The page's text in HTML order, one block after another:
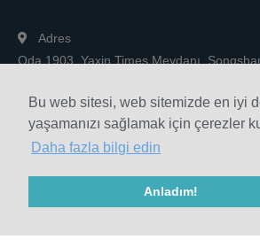
Bu web sitesi, web sitemizde en iyi
yaşamanızı sağlamak için çerezler
Daha fazla bilgi edin
Anladım!
Adres
Oda 1903, Yaxin Times Meydanı,
© 2010-2020 Henan Sicheng Aşındırıcılar